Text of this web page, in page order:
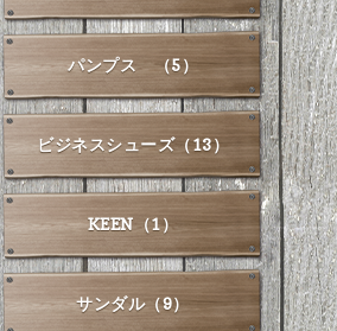
パンプス （5）
ビジネスシューズ（13）
KEEN（1）
サンダル（9）